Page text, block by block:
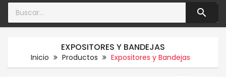

EXPOSITORES Y BANDEJAS
Inicio Productos Expositores y Bandejas